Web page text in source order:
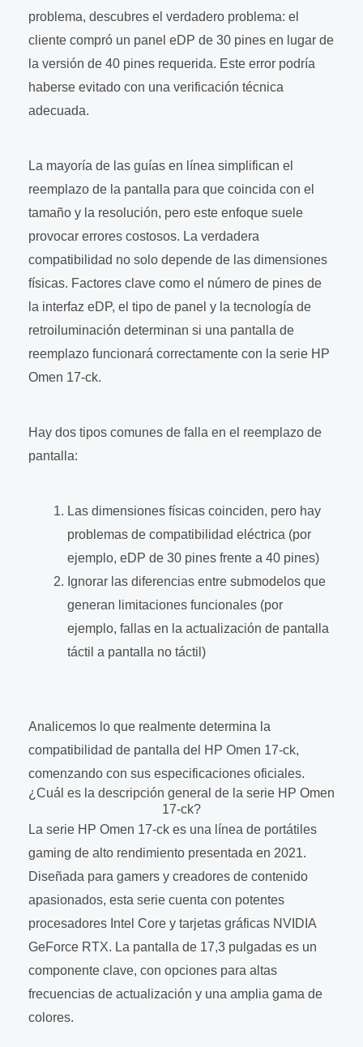
problema, descubres el verdadero problema: el
cliente compró un panel eDP de 30 pines en lugar de
la versión de 40 pines requerida. Este error podría
haberse evitado con una verificación técnica
adecuada.
La mayoría de las guías en línea simplifican el
reemplazo de la pantalla para que coincida con el
tamaño y la resolución, pero este enfoque suele
provocar errores costosos. La verdadera
compatibilidad no solo depende de las dimensiones
físicas. Factores clave como el número de pines de
la interfaz eDP, el tipo de panel y la tecnología de
retroiluminación determinan si una pantalla de
reemplazo funcionará correctamente con la serie HP
Omen 17-ck.
Hay dos tipos comunes de falla en el reemplazo de
pantalla:
Las dimensiones físicas coinciden, pero hay
problemas de compatibilidad eléctrica (por
ejemplo, eDP de 30 pines frente a 40 pines)
Ignorar las diferencias entre submodelos que
generan limitaciones funcionales (por
ejemplo, fallas en la actualización de pantalla
táctil a pantalla no táctil)
Analicemos lo que realmente determina la
compatibilidad de pantalla del HP Omen 17-ck,
comenzando con sus especificaciones oficiales.
¿Cuál es la descripción general de la serie HP Omen
17-ck?
La serie HP Omen 17-ck es una línea de portátiles
gaming de alto rendimiento presentada en 2021.
Diseñada para gamers y creadores de contenido
apasionados, esta serie cuenta con potentes
procesadores Intel Core y tarjetas gráficas NVIDIA
GeForce RTX. La pantalla de 17,3 pulgadas es un
componente clave, con opciones para altas
frecuencias de actualización y una amplia gama de
colores.